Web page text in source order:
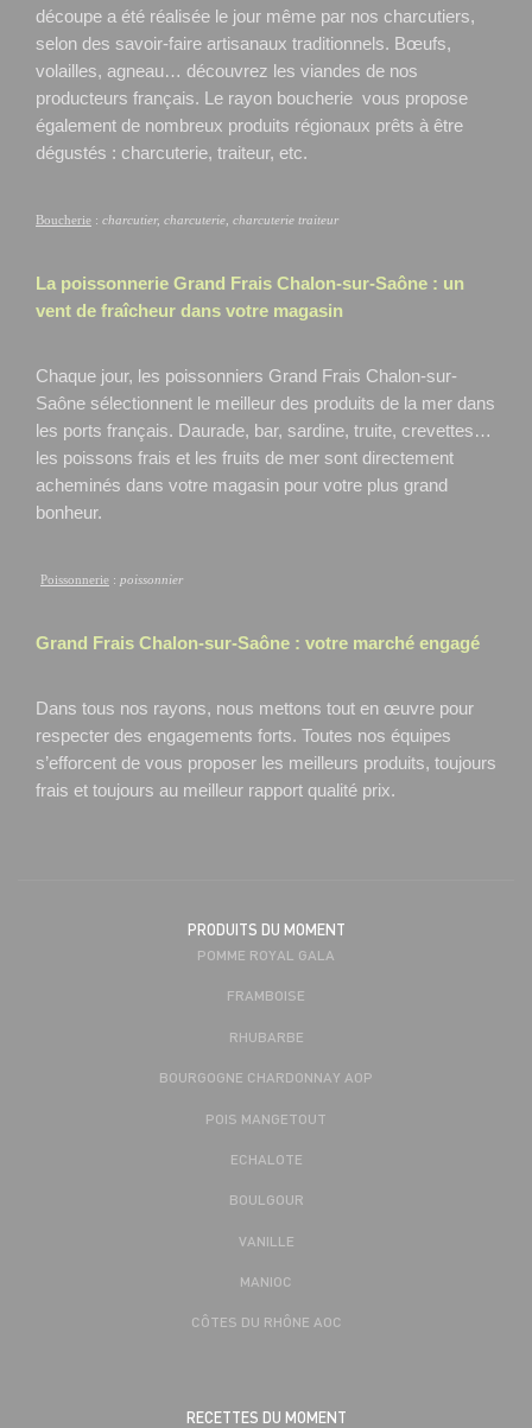
découpe a été réalisée le jour même par nos charcutiers,
selon des savoir-faire artisanaux traditionnels. Bœufs,
volailles, agneau… découvrez les viandes de nos
producteurs français. Le rayon boucherie vous propose
également de nombreux produits régionaux prêts à être
dégustés : charcuterie, traiteur, etc.
Boucherie : charcutier, charcuterie, charcuterie traiteur
La poissonnerie Grand Frais Chalon-sur-Saône : un
vent de fraîcheur dans votre magasin
Chaque jour, les poissonniers Grand Frais Chalon-sur-
Saône sélectionnent le meilleur des produits de la mer dans
les ports français. Daurade, bar, sardine, truite, crevettes…
les poissons frais et les fruits de mer sont directement
acheminés dans votre magasin pour votre plus grand
bonheur.
Poissonnerie : poissonnier
Grand Frais Chalon-sur-Saône : votre marché engagé
Dans tous nos rayons, nous mettons tout en œuvre pour
respecter des engagements forts. Toutes nos équipes
s’efforcent de vous proposer les meilleurs produits, toujours
frais et toujours au meilleur rapport qualité prix.
PRODUITS DU MOMENT
POMME ROYAL GALA
FRAMBOISE
RHUBARBE
BOURGOGNE CHARDONNAY AOP
POIS MANGETOUT
ECHALOTE
BOULGOUR
VANILLE
MANIOC
CÔTES DU RHÔNE AOC
RECETTES DU MOMENT